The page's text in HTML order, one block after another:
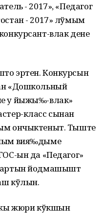
- 2017», «Педагог
- 2017» лўмым
влак дене
эртен. Конкурсын
«Дошкольный
у йыжы‰-влак»
класс сынан
ончыктеныт. Тыште
вия‰дыме
ын да «Педагог»
йодмашышт
кўлын.
жюри кўкшын